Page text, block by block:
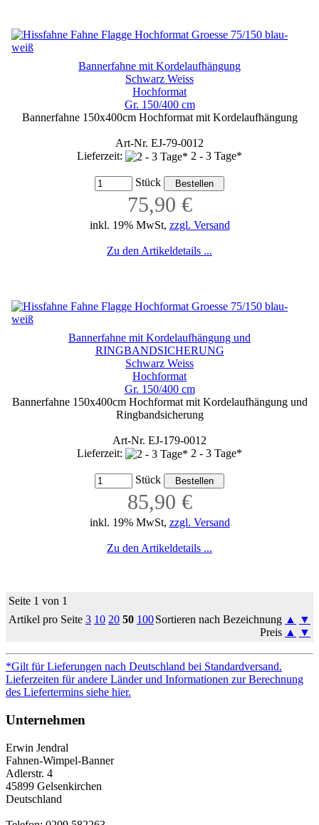
Bannerfahne mit Kordelaufhängung
Schwarz Weiss
Hochformat
Gr. 150/400 cm
Bannerfahne 150x400cm Hochformat mit Kordelaufhängung
Art-Nr. EJ-79-0012
Lieferzeit:
2 - 3 Tage*
Stück
75,90 €
inkl. 19% MwSt, zzgl. Versand
Zu den Artikeldetails ...
Bannerfahne mit Kordelaufhängung und
RINGBANDSICHERUNG
Schwarz Weiss
Hochformat
Gr. 150/400 cm
Bannerfahne 150x400cm Hochformat mit Kordelaufhängung und
Ringbandsicherung
Art-Nr. EJ-179-0012
Lieferzeit:
2 - 3 Tage*
Stück
85,90 €
inkl. 19% MwSt, zzgl. Versand
Zu den Artikeldetails ...
Seite 1 von 1
Artikel pro Seite 3 10 20 50 100Sortieren nach Bezeichnung ▲
▼
Preis ▲ ▼
*Gilt für Lieferungen nach Deutschland bei Standardversand.
Lieferzeiten für andere Länder und Informationen zur Berechnung
des Liefertermins siehe hier.
Unternehmen
Erwin Jendral
Fahnen-Wimpel-Banner
Adlerstr. 4
45899 Gelsenkirchen
Deutschland